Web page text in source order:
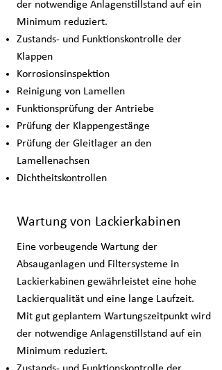
der notwendige Anlagenstillstand auf ein
Minimum reduziert.
Zustands- und Funktionskontrolle der
Klappen
Korrosionsinspektion
Reinigung von Lamellen
Funktionsprüfung der Antriebe
Prüfung der Klappengestänge
Prüfung der Gleitlager an den
Lamellenachsen
Dichtheitskontrollen
Wartung von Lackierkabinen
Eine vorbeugende Wartung der
Absauganlagen und Filtersysteme in
Lackierkabinen gewährleistet eine hohe
Lackierqualität und eine lange Laufzeit.
Mit gut geplantem Wartungszeitpunkt wird
der notwendige Anlagenstillstand auf ein
Minimum reduziert.